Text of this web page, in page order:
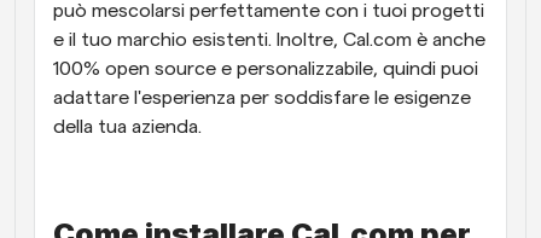
può mescolarsi perfettamente con i tuoi progetti
e il tuo marchio esistenti. Inoltre, Cal.com è anche
100% open source e personalizzabile, quindi puoi
adattare l'esperienza per soddisfare le esigenze
della tua azienda.